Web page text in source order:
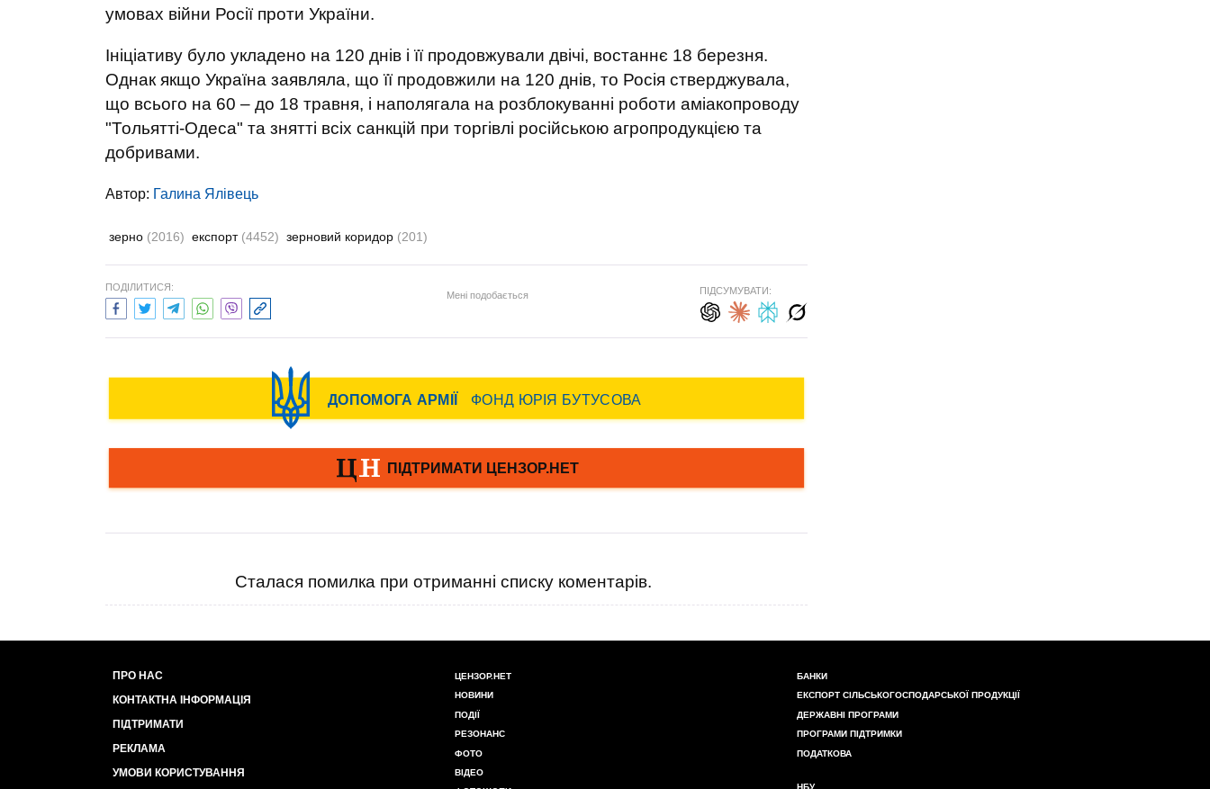
умовах війни Росії проти України.
Ініціативу було укладено на 120 днів і її продовжували двічі, востаннє 18 березня.
Однак якщо Україна заявляла, що її продовжили на 120 днів, то Росія стверджувала,
що всього на 60 – до 18 травня, і наполягала на розблокуванні роботи аміакопроводу
"Тольятті-Одеса" та знятті всіх санкцій при торгівлі російською агропродукцією та
добривами.
Автор: Галина Ялівець
зерно (2016) експорт (4452) зерновий коридор (201)
ПОДІЛИТИСЯ:
Мені подобається ПІДСУМУВАТИ:
Сталася помилка при отриманні списку коментарів.
ПРО НАС
КОНТАКТНА ІНФОРМАЦІЯ
ПІДТРИМАТИ
РЕКЛАМА
УМОВИ КОРИСТУВАННЯ
ЦЕНЗОР.НЕТ
НОВИНИ
ПОДІЇ
РЕЗОНАНС
ФОТО
ВІДЕО
БАНКИ
ЕКСПОРТ СІЛЬСЬКОГОСПОДАРСЬКОЇ ПРОДУКЦІЇ
ДЕРЖАВНІ ПРОГРАМИ
ПРОГРАМИ ПІДТРИМКИ
ПОДАТКОВА
НБУ